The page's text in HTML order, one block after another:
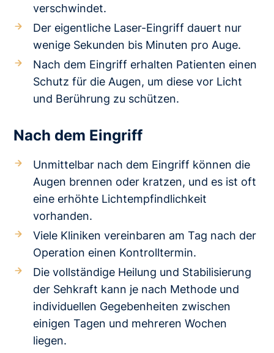
verschwindet.
Der eigentliche Laser-Eingriff dauert nur
wenige Sekunden bis Minuten pro Auge.
Nach dem Eingriff erhalten Patienten einen
Schutz für die Augen, um diese vor Licht
und Berührung zu schützen.
Nach dem Eingriff
Unmittelbar nach dem Eingriff können die
Augen brennen oder kratzen, und es ist oft
eine erhöhte Lichtempfindlichkeit
vorhanden.
Viele Kliniken vereinbaren am Tag nach der
Operation einen Kontrolltermin.
Die vollständige Heilung und Stabilisierung
der Sehkraft kann je nach Methode und
individuellen Gegebenheiten zwischen
einigen Tagen und mehreren Wochen
liegen.